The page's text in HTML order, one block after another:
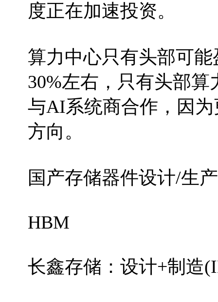
度正在加速投资。
算力中心只有头部可
30%左右，只有头部
与AI系统商合作，因
方向。
国产存储器件设计/生
HBM
长鑫存储：设计+制造